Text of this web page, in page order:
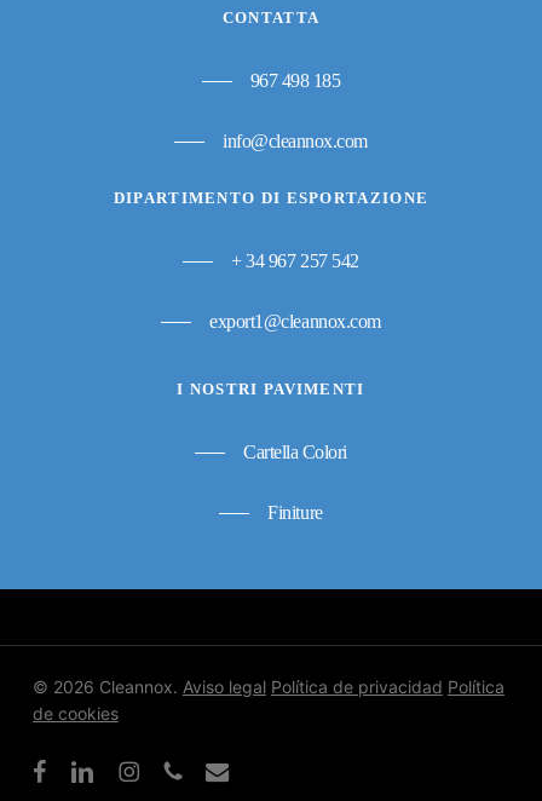
CONTATTA
967 498 185
info@cleannox.com
DIPARTIMENTO DI ESPORTAZIONE
+ 34 967 257 542
export1@cleannox.com
I NOSTRI PAVIMENTI
Cartella Colori
Finiture
© 2026 Cleannox. Aviso legal Política de privacidad Política
de cookies
facebooklinkedininstagramphoneemail